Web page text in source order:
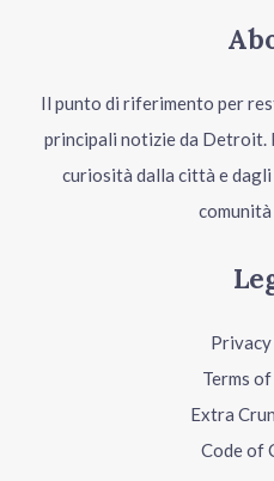
Il punto di riferimento per
principali notizie da Detroit.
curiosità dalla città e
Terms
Extra
Code of